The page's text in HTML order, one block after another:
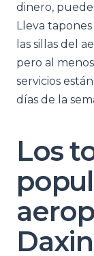
dinero,
Lleva
las sillas del
pero al
servicios
días de la
Los